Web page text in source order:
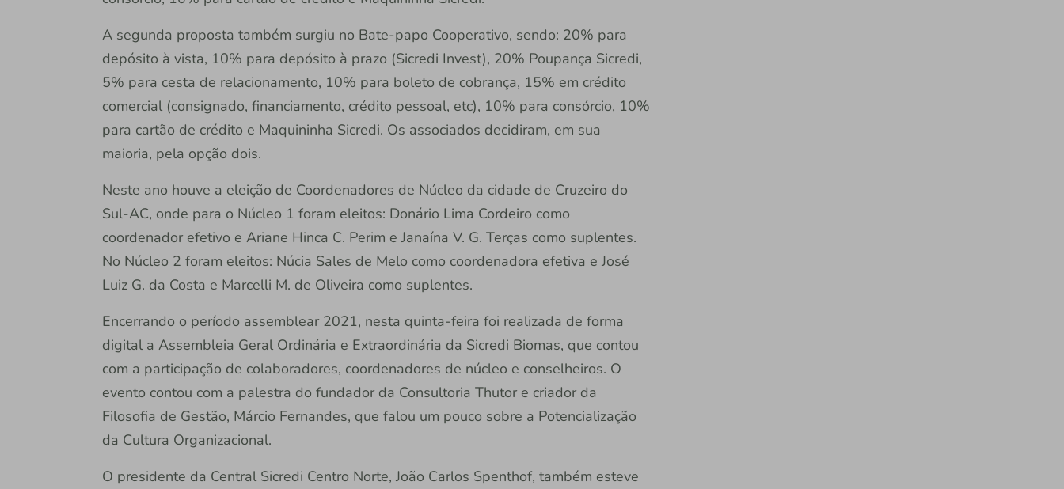
A segunda proposta também surgiu no Bate-papo Cooperativo, sendo: 20% para
depósito à vista, 10% para depósito à prazo (Sicredi Invest), 20% Poupança Sicredi,
5% para cesta de relacionamento, 10% para boleto de cobrança, 15% em crédito
comercial (consignado, financiamento, crédito pessoal, etc), 10% para consórcio, 10%
para cartão de crédito e Maquininha Sicredi. Os associados decidiram, em sua
maioria, pela opção dois.
Neste ano houve a eleição de Coordenadores de Núcleo da cidade de Cruzeiro do
Sul-AC, onde para o Núcleo 1 foram eleitos: Donário Lima Cordeiro como
coordenador efetivo e Ariane Hinca C. Perim e Janaína V. G. Terças como suplentes.
No Núcleo 2 foram eleitos: Núcia Sales de Melo como coordenadora efetiva e José
Luiz G. da Costa e Marcelli M. de Oliveira como suplentes.
Encerrando o período assemblear 2021, nesta quinta-feira foi realizada de forma
digital a Assembleia Geral Ordinária e Extraordinária da Sicredi Biomas, que contou
com a participação de colaboradores, coordenadores de núcleo e conselheiros. O
evento contou com a palestra do fundador da Consultoria Thutor e criador da
Filosofia de Gestão, Márcio Fernandes, que falou um pouco sobre a Potencialização
da Cultura Organizacional.
O presidente da Central Sicredi Centro Norte, João Carlos Spenthof, também esteve